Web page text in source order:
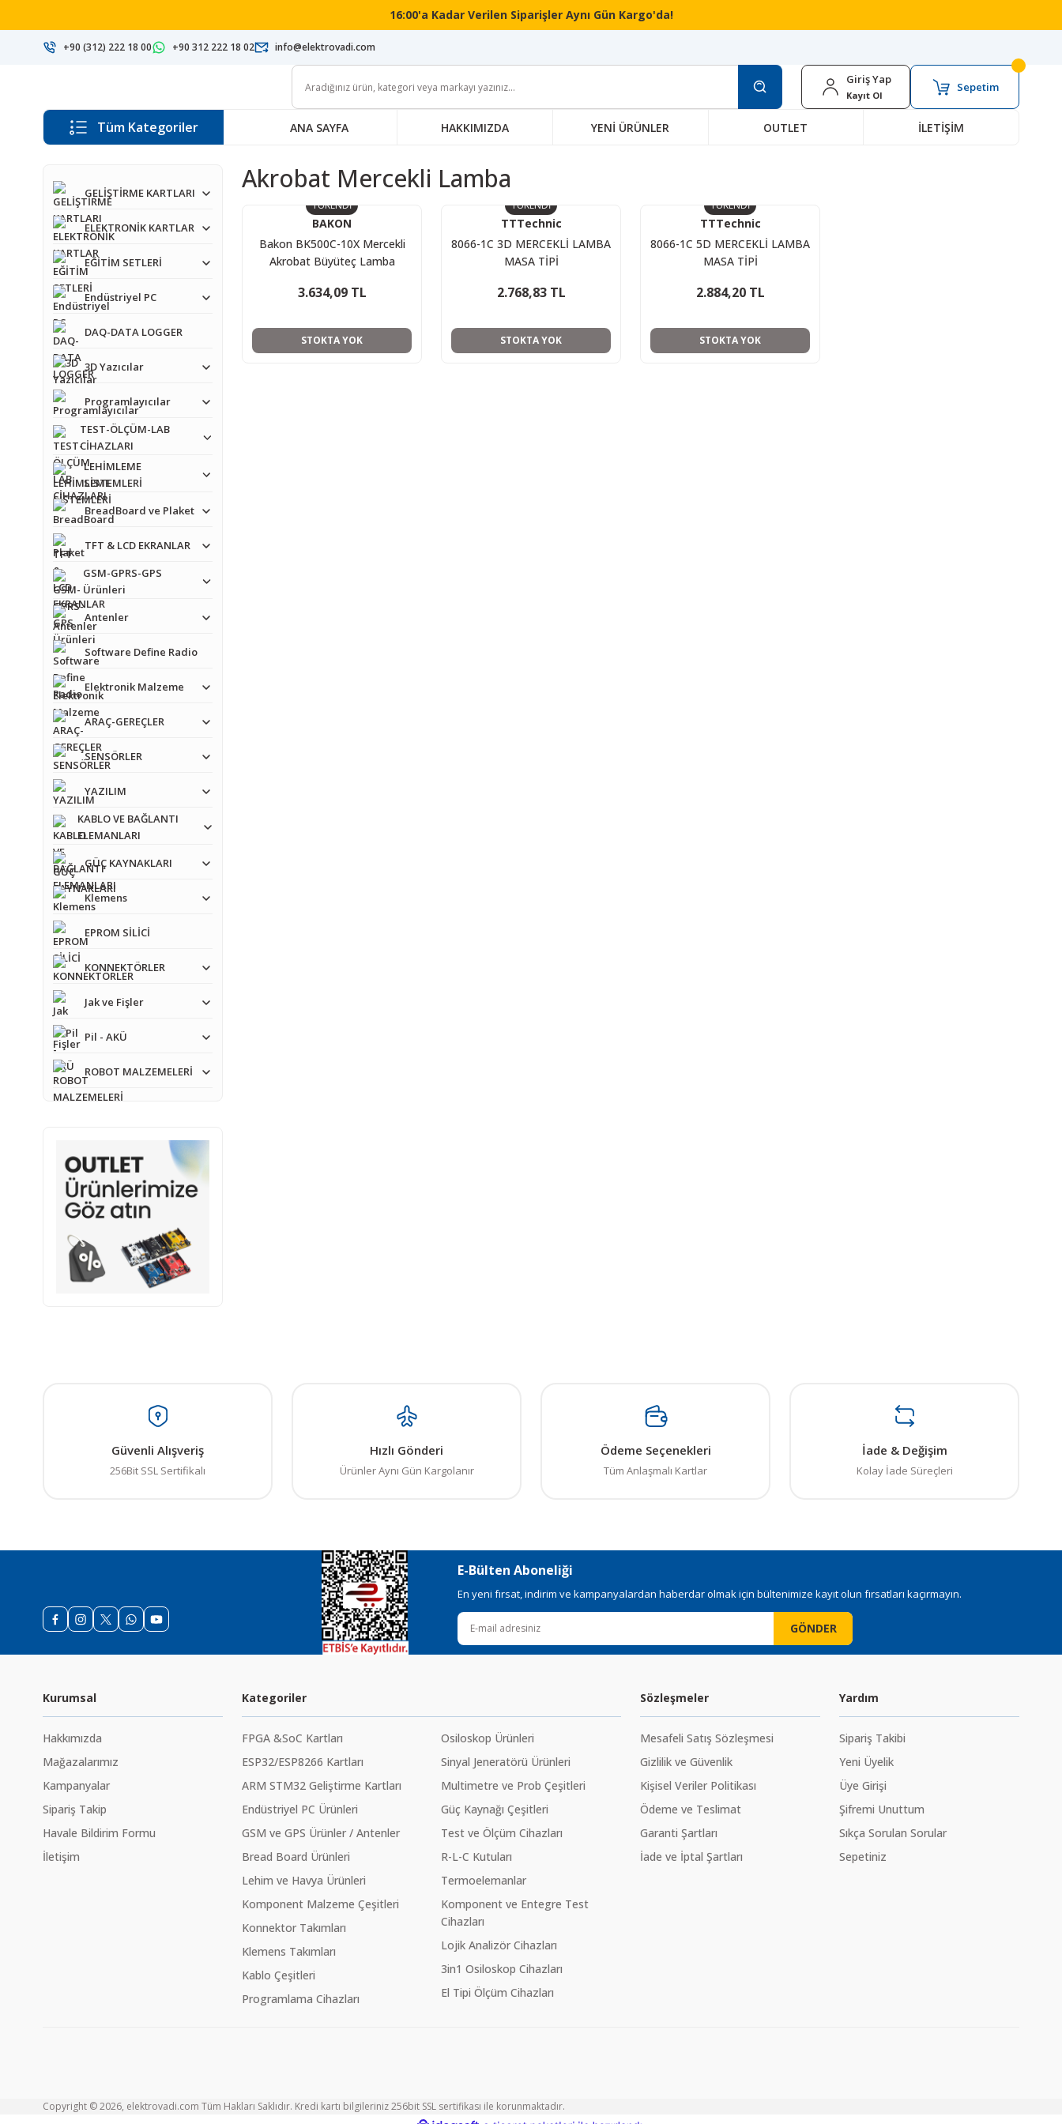
16:00'a Kadar Verilen Siparişler Aynı Gün Kargo'da!
+90 (312) 222 18 00 +90 312 222 18 02 info@elektrovadi.com
Giriş Yap
Kayıt Ol
Sepetim
Tüm Kategoriler ANA SAYFA HAKKIMIZDA YENİ ÜRÜNLER OUTLET İLETİŞİM
GELİŞTİRME KARTLARI
ELEKTRONİK KARTLAR
EĞİTİM SETLERİ
Endüstriyel PC
DAQ-DATA LOGGER
3D Yazıcılar
Programlayıcılar
TEST-ÖLÇÜM-LAB
CİHAZLARI
LEHİMLEME
SİSTEMLERİ
BreadBoard ve Plaket
TFT & LCD EKRANLAR
GSM-GPRS-GPS
Ürünleri
Antenler
Software Define Radio
Elektronik Malzeme
ARAÇ-GEREÇLER
SENSÖRLER
YAZILIM
KABLO VE BAĞLANTI
ELEMANLARI
GÜÇ KAYNAKLARI
Klemens
EPROM SİLİCİ
KONNEKTÖRLER
Jak ve Fişler
Pil - AKÜ
ROBOT MALZEMELERİ
Akrobat Mercekli Lamba
TÜKENDİ
BAKON
Bakon BK500C-10X Mercekli
Akrobat Büyüteç Lamba
3.634,09 TL
STOKTA YOK
TÜKENDİ
TTTechnic
8066-1C 3D MERCEKLİ LAMBA
MASA TİPİ
2.768,83 TL
STOKTA YOK
TÜKENDİ
TTTechnic
8066-1C 5D MERCEKLİ LAMBA
MASA TİPİ
2.884,20 TL
STOKTA YOK
Güvenli Alışveriş
256Bit SSL Sertifikalı
Hızlı Gönderi
Ürünler Aynı Gün Kargolanır
Ödeme Seçenekleri
Tüm Anlaşmalı Kartlar
İade & Değişim
Kolay İade Süreçleri
E-Bülten Aboneliği
En yeni fırsat, indirim ve kampanyalardan haberdar olmak için bültenimize kayıt olun fırsatları kaçırmayın.
GÖNDER
Kurumsal
Hakkımızda
Mağazalarımız
Kampanyalar
Sipariş Takip
Havale Bildirim Formu
İletişim
Kategoriler
FPGA &SoC Kartları
ESP32/ESP8266 Kartları
ARM STM32 Geliştirme Kartları
Endüstriyel PC Ürünleri
GSM ve GPS Ürünler / Antenler
Bread Board Ürünleri
Lehim ve Havya Ürünleri
Komponent Malzeme Çeşitleri
Konnektor Takımları
Klemens Takımları
Kablo Çeşitleri
Programlama Cihazları
Osiloskop Ürünleri
Sinyal Jeneratörü Ürünleri
Multimetre ve Prob Çeşitleri
Güç Kaynağı Çeşitleri
Test ve Ölçüm Cihazları
R-L-C Kutuları
Termoelemanlar
Komponent ve Entegre Test
Cihazları
Lojik Analizör Cihazları
3in1 Osiloskop Cihazları
El Tipi Ölçüm Cihazları
Sözleşmeler
Mesafeli Satış Sözleşmesi
Gizlilik ve Güvenlik
Kişisel Veriler Politikası
Ödeme ve Teslimat
Garanti Şartları
İade ve İptal Şartları
Yardım
Sipariş Takibi
Yeni Üyelik
Üye Girişi
Şifremi Unuttum
Sıkça Sorulan Sorular
Sepetiniz
Copyright © 2026, elektrovadi.com Tüm Hakları Saklıdır. Kredi kartı bilgileriniz 256bit SSL sertifikası ile korunmaktadır.